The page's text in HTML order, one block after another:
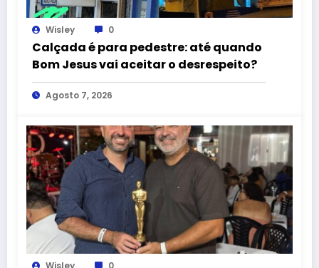
Wisley 0
Calçada é para pedestre: até quando
Bom Jesus vai aceitar o desrespeito?
Agosto 7, 2026
Wisley 0